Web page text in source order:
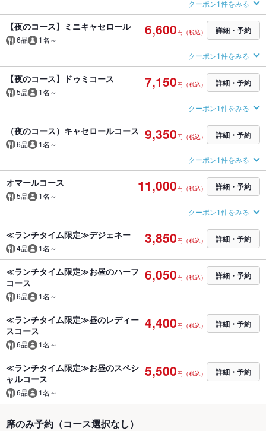
クーポン1件をみる
【夜のコース】ミニキャセロール
6品 1名～
6,600円（税込） 詳細・予約
クーポン1件をみる
【夜のコース】ドゥミコース
5品 1名～
7,150円（税込） 詳細・予約
クーポン1件をみる
（夜のコース）キャセロールコース
6品 1名～
9,350円（税込） 詳細・予約
クーポン1件をみる
オマールコース
5品 1名～
11,000円（税込） 詳細・予約
クーポン1件をみる
≪ランチタイム限定≫デジェネー
4品 1名～
3,850円（税込） 詳細・予約
≪ランチタイム限定≫お昼のハーフ
コース
6品 1名～
6,050円（税込） 詳細・予約
≪ランチタイム限定≫昼のレディー
スコース
6品 1名～
4,400円（税込） 詳細・予約
≪ランチタイム限定≫お昼のスペシ
ャルコース
6品 1名～
5,500円（税込） 詳細・予約
席のみ予約（コース選択なし）